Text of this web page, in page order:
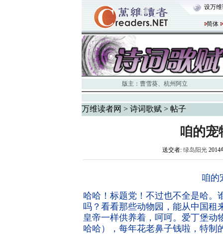
设万
简体
版主： 曹雪葵、 杭州阿立
万维读者网 > 诗词歌赋> 帖子
咱的宠
送交者: 绿岛阳光 2014
咱的
哈哈！标题党！不过也不全是哈。
吗？看看那些动物园，能从中国租
皇帝一样供养着，呵呵。爱丁堡动
哈哈），每年花老鼻子钱啦，特制